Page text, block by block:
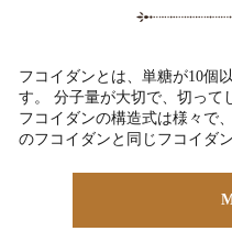
フコイダンとは、単糖が10個
す。 分子量が大切で、切って
フコイダンの構造式は様々で
のフコイダンと同じフコイダ